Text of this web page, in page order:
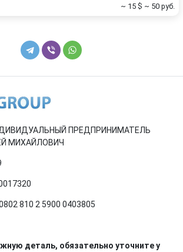
~ 15 $ ~ 50 руб.
ПРЕДПРИНИМАТЕЛЬ
МИХАЙЛОВИЧ
810 2 5900 0403805
деталь, обязательно уточните у